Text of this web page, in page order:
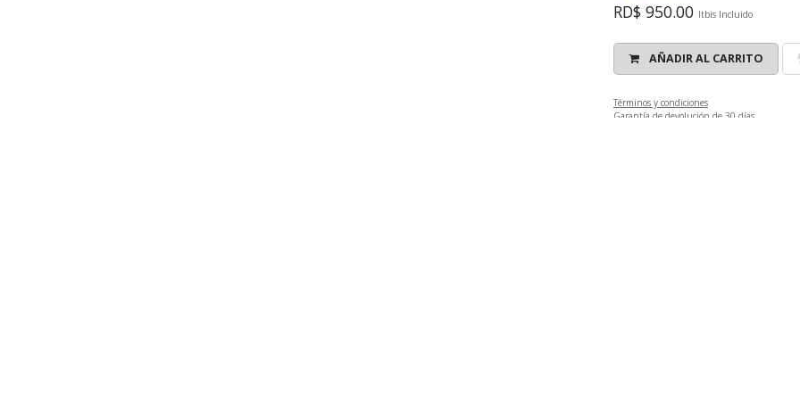
RD$ 950.00 Itbis Incluido
AÑADIR AL CARRITO
Términos y condiciones
Garantía de devolución de 30 días